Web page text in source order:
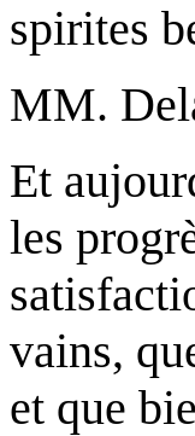
spirites
MM.
Et
les
vains,
et que